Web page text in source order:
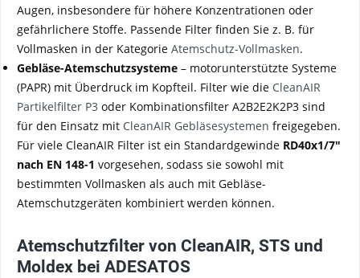
Augen, insbesondere für höhere Konzentrationen oder
gefährlichere Stoffe. Passende Filter finden Sie z. B. für
Vollmasken in der Kategorie Atemschutz-Vollmasken.
Gebläse-Atemschutzsysteme – motorunterstützte Systeme
(PAPR) mit Überdruck im Kopfteil. Filter wie die CleanAIR
Partikelfilter P3 oder Kombinationsfilter A2B2E2K2P3 sind
für den Einsatz mit CleanAIR Gebläsesystemen freigegeben.
Für viele CleanAIR Filter ist ein Standardgewinde RD40x1/7"
nach EN 148-1 vorgesehen, sodass sie sowohl mit
bestimmten Vollmasken als auch mit Gebläse-
Atemschutzgeräten kombiniert werden können.
Atemschutzfilter von CleanAIR, STS und
Moldex bei ADESATOS